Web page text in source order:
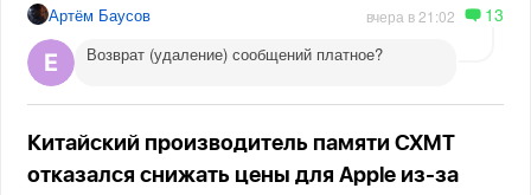
Артём Баусов вчера в 21:02 13
Возврат (удаление) сообщений платное?
Китайский производитель памяти CXMT
отказался снижать цены для Apple из-за